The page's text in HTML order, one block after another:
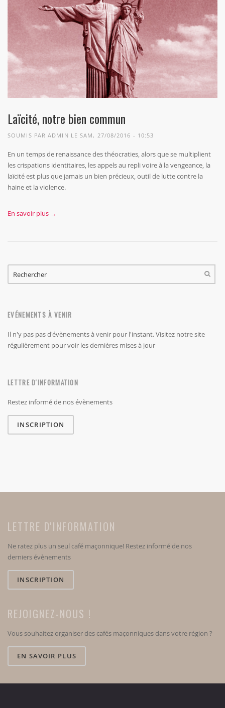
Laïcité, notre bien commun
SOUMIS PARADMIN LE SAM, 27/08/2016 - 10:53
En un temps de renaissance des théocraties, alors que se multiplient
les crispations identitaires, les appels au repli voire à la vengeance, la
laïcité est plus que jamais un bien précieux, outil de lutte contre la
haine et la violence.
En savoir plus →
FORMULAIRE DE RECHERCHE
EVÉNEMENTS À VENIR
Il n'y pas pas d'évènements à venir pour l'instant. Visitez notre site
régulièrement pour voir les dernières mises à jour
LETTRE D'INFORMATION
Restez informé de nos évènements
INSCRIPTION
LETTRE D'INFORMATION
Ne ratez plus un seul café maçonnique! Restez informé de nos
derniers évènements
INSCRIPTION
REJOIGNEZ-NOUS !
Vous souhaitez organiser des cafés maçonniques dans votre région ?
EN SAVOIR PLUS